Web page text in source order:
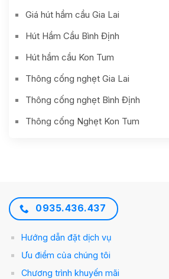
Giá hút hầm cầu Gia Lai
Hút Hầm Cầu Bình Định
Hút hầm cầu Kon Tum
Thông cống nghẹt Gia Lai
Thông cống nghẹt Bình Định
Thông cống Nghẹt Kon Tum
0935.436.437
Hướng dẫn đặt dịch vụ
Ưu điểm của chúng tôi
Chương trình khuyến mãi